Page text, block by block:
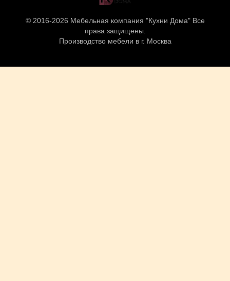
© 2016-2026 Мебельная компания "Кухни Дома" Все
права защищены.
Производство мебели в г. Москва